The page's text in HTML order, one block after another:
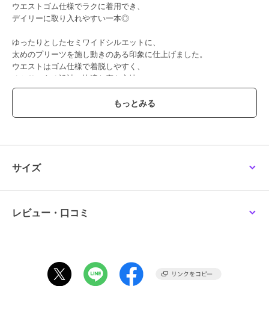
ウエストゴム仕様でラクに着用でき、
デイリーに取り入れやすい一本◎
ゆったりとしたセミワイドシルエットに、
太めのプリーツを施し動きのある印象に仕上げました。
ウエストはゴム仕様で着脱しやすく、
ゆとりのある設計で快適な穿き心地♪
カラーバリエーションも豊富で、スタイリングの幅が広がる一枚◎
■point
・カラーバリエーション展開
・伸縮性あり
ウエストゴムで着脱しやすく、
サイズ
レビュー・口コミ